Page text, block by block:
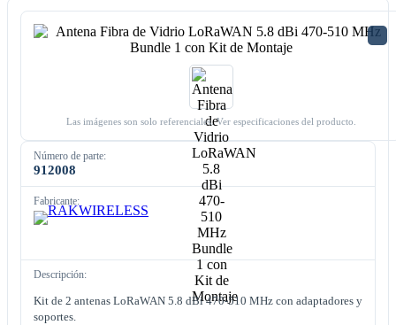
Las imágenes son solo referenciales. Ver especificaciones del producto.
Número de parte:
912008
Fabricante:
Descripción:
Kit de 2 antenas LoRaWAN 5.8 dBi 470-510 MHz con adaptadores y
soportes.